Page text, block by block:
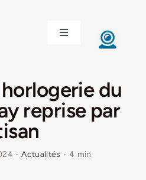
Toggle
Navigation
du
reprise par
· Actualités · 4 min